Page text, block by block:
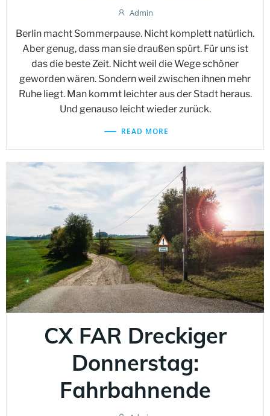
Admin
Berlin macht Sommerpause. Nicht komplett natürlich.
Aber genug, dass man sie draußen spürt. Für uns ist
das die beste Zeit. Nicht weil die Wege schöner
geworden wären. Sondern weil zwischen ihnen mehr
Ruhe liegt. Man kommt leichter aus der Stadt heraus.
Und genauso leicht wieder zurück.
READ MORE
CX FAR Dreckiger
Donnerstag:
Fahrbahnende